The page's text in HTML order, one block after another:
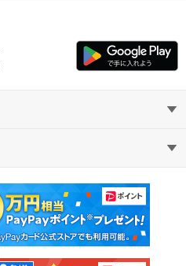
中古マンション
中古一戸建て
教えて！住まいの先生